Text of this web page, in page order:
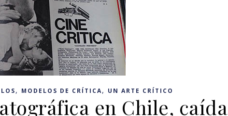
, MODELOS DE CRÍTICA, UN ARTE CRÍTICO
en Chile, caída